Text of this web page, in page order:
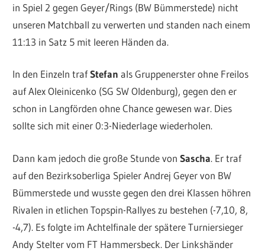
in Spiel 2 gegen Geyer/Rings (BW Bümmerstede) nicht
unseren Matchball zu verwerten und standen nach einem
11:13 in Satz 5 mit leeren Händen da.
In den Einzeln trafStefan als Gruppenerster ohne Freilos
auf Alex Oleinicenko (SG SW Oldenburg), gegen den er
schon in Langförden ohne Chance gewesen war. Dies
sollte sich mit einer 0:3-Niederlage wiederholen.
Dann kam jedoch die große Stunde vonSascha. Er traf
auf den Bezirksoberliga Spieler Andrej Geyer von BW
Bümmerstede und wusste gegen den drei Klassen höhren
Rivalen in etlichen Topspin-Rallyes zu bestehen (-7,10, 8,
-4,7). Es folgte im Achtelfinale der spätere Turniersieger
Andy Stelter vom FT Hammersbeck. Der Linkshänder